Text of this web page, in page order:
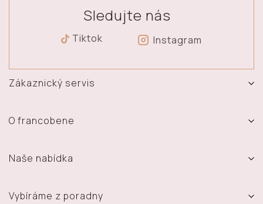
Sledujte nás
Tiktok Instagram
Zákaznický servis
Doprava a platba
Ochrana osobních údajů
Vydělávejte s námi - Affiliate systém
O francobene
Prodejna
Materiál šperků
Naše nabídka
Prsteny
Vybíráme z poradny